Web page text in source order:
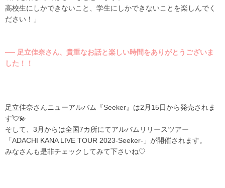
高校生にしかできないこと、学生にしかできないことを楽しんでく
ださい！」
── 足立佳奈さん、貴重なお話と楽しい時間をありがとうございま
した！！
足立佳奈さんニューアルバム『Seeker』は2月15日から発売されま
す💘💫
そして、 3 月からは全国7カ所にてアルバムリリースツアー
「ADACHI KANA LIVE TOUR 2023-Seeker- 」が開催されます。
みなさんも是非チェックしてみて下さいね♡